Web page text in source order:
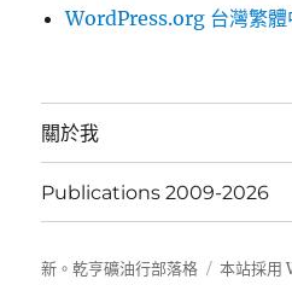
WordPress.org 台灣繁體
關於我
Publications 2009-2026
新。乾亨礦油行部落格 本站採用